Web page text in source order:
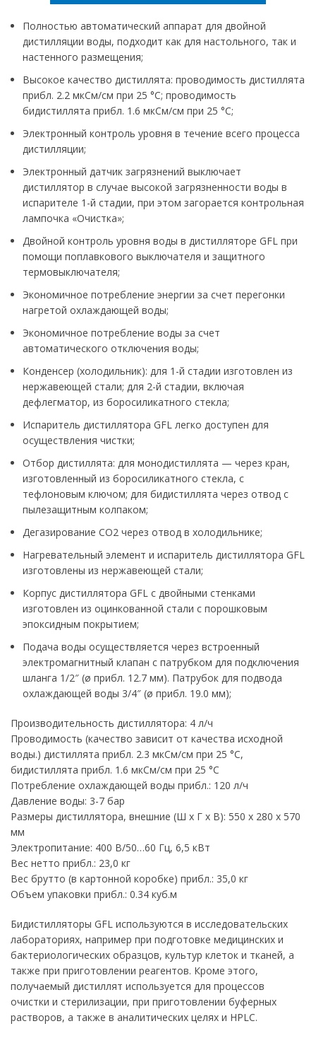
Полностью автоматический аппарат для двойной
дистилляции воды, подходит как для настольного, так и
настенного размещения;
Высокое качество дистиллята: проводимость дистиллята
прибл. 2.2 мкСм/см при 25 °C; проводимость
бидистиллята прибл. 1.6 мкСм/см при 25 °C;
Электронный контроль уровня в течение всего процесса
дистилляции;
Электронный датчик загрязнений выключает
дистиллятор в случае высокой загрязненности воды в
испарителе 1-й стадии, при этом загорается контрольная
лампочка «Очистка»;
Двойной контроль уровня воды в дистилляторе GFL при
помощи поплавкового выключателя и защитного
термовыключателя;
Экономичное потребление энергии за счет перегонки
нагретой охлаждающей воды;
Экономичное потребление воды за счет
автоматического отключения воды;
Конденсер (холодильник): для 1-й стадии изготовлен из
нержавеющей стали; для 2-й стадии, включая
дефлегматор, из боросиликатного стекла;
Испаритель дистиллятора GFL легко доступен для
осуществления чистки;
Отбор дистиллята: для монодистиллята — через кран,
изготовленный из боросиликатного стекла, с
тефлоновым ключом; для бидистиллята через отвод с
пылезащитным колпаком;
Дегазирование CO2 через отвод в холодильнике;
Нагревательный элемент и испаритель дистиллятора GFL
изготовлены из нержавеющей стали;
Корпус дистиллятора GFL с двойными стенками
изготовлен из оцинкованной стали с порошковым
эпоксидным покрытием;
Подача воды осуществляется через встроенный
электромагнитный клапан с патрубком для подключения
шланга 1/2″ (ø прибл. 12.7 мм). Патрубок для подвода
охлаждающей воды 3/4″ (ø прибл. 19.0 мм);
Производительность дистиллятора: 4 л/ч
Проводимость (качество зависит от качества исходной
воды.) дистиллята прибл. 2.3 мкСм/см при 25 °C,
бидистиллята прибл. 1.6 мкСм/см при 25 °C
Потребление охлаждающей воды прибл.: 120 л/ч
Давление воды: 3-7 бар
Размеры дистиллятора, внешние (Ш х Г х В): 550 x 280 x 570
мм
Электропитание: 400 В/50…60 Гц, 6,5 кВт
Вес нетто прибл.: 23,0 кг
Вес брутто (в картонной коробке) прибл.: 35,0 кг
Объем упаковки прибл.: 0.34 куб.м
Бидистилляторы GFL используются в исследовательских
лабораториях, например при подготовке медицинских и
бактериологических образцов, культур клеток и тканей, а
также при приготовлении реагентов. Кроме этого,
получаемый дистиллят используется для процессов
очистки и стерилизации, при приготовлении буферных
растворов, а также в аналитических целях и HPLC.